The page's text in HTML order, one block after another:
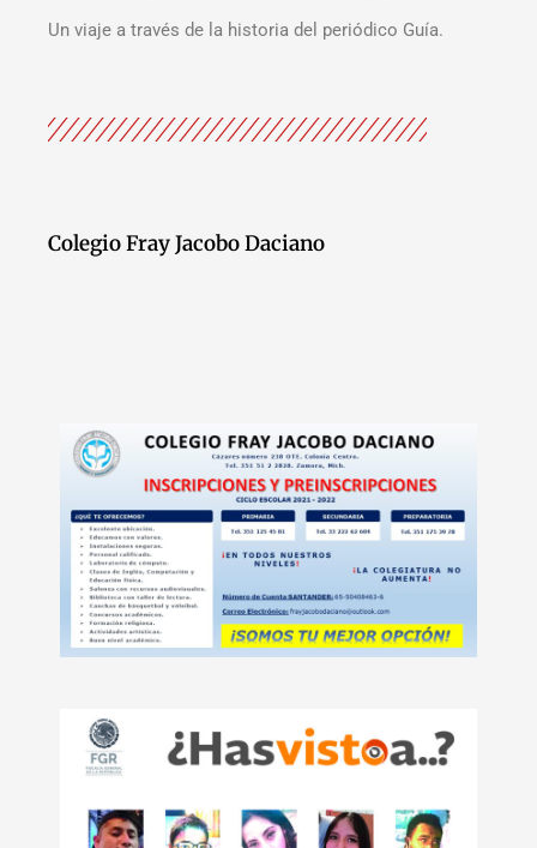
Un viaje a través de la historia del periódico Guía.
Colegio Fray Jacobo Daciano